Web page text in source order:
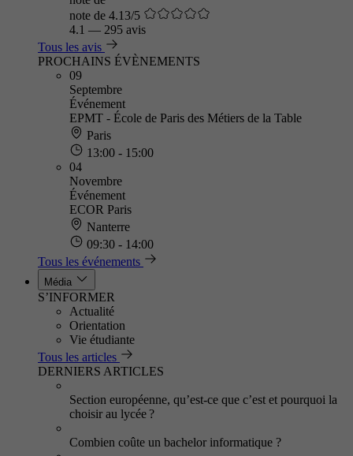
note de 4.13/5
4.1 — 295 avis
Tous les avis
PROCHAINS ÉVÈNEMENTS
09
Septembre
Événement
EPMT - École de Paris des Métiers de la Table
Paris
13:00 - 15:00
04
Novembre
Événement
ECOR Paris
Nanterre
09:30 - 14:00
Tous les événements
Média
S’INFORMER
Actualité
Orientation
Vie étudiante
Tous les articles
DERNIERS ARTICLES
Section européenne, qu’est-ce que c’est et pourquoi la
choisir au lycée ?
Combien coûte un bachelor informatique ?